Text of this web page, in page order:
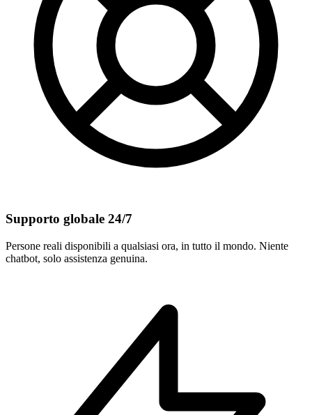
Supporto globale 24/7
Persone reali disponibili a qualsiasi ora, in tutto il mondo. Niente
chatbot, solo assistenza genuina.